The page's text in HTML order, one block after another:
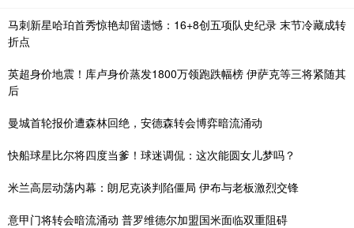
马刺新星哈珀首秀惊艳却留遗憾：16+8创五项队史纪录 末节冷藏成转
折点
英超身价地震！库卢身价蒸发1800万领跑跌幅榜 伊萨克等三将紧随其
后
曼城首轮报价遭森林回绝，安德森转会博弈暗流涌动
快船球星比尔将四度当爹！球迷调侃：这次能圆女儿梦吗？
米兰高层动荡内幕：朗尼克谈判陷僵局 伊布与老板激烈交锋
意甲门将转会暗流涌动 普罗维德尔加盟国米面临双重阻碍